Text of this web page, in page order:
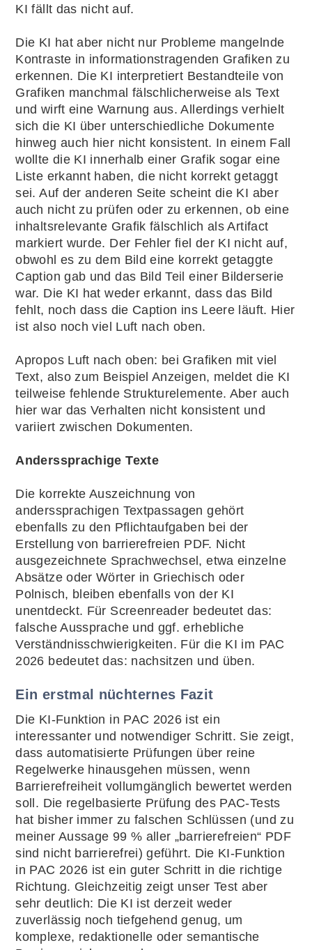
KI fällt das nicht auf.
Die KI hat aber nicht nur Probleme mangelnde
Kontraste in informationstragenden Grafiken zu
erkennen. Die KI interpretiert Bestandteile von
Grafiken manchmal fälschlicherweise als Text
und wirft eine Warnung aus. Allerdings verhielt
sich die KI über unterschiedliche Dokumente
hinweg auch hier nicht konsistent. In einem Fall
wollte die KI innerhalb einer Grafik sogar eine
Liste erkannt haben, die nicht korrekt getaggt
sei. Auf der anderen Seite scheint die KI aber
auch nicht zu prüfen oder zu erkennen, ob eine
inhaltsrelevante Grafik fälschlich als Artifact
markiert wurde. Der Fehler fiel der KI nicht auf,
obwohl es zu dem Bild eine korrekt getaggte
Caption gab und das Bild Teil einer Bilderserie
war. Die KI hat weder erkannt, dass das Bild
fehlt, noch dass die Caption ins Leere läuft. Hier
ist also noch viel Luft nach oben.
Apropos Luft nach oben: bei Grafiken mit viel
Text, also zum Beispiel Anzeigen, meldet die KI
teilweise fehlende Strukturelemente. Aber auch
hier war das Verhalten nicht konsistent und
variiert zwischen Dokumenten.
Anderssprachige Texte
Die korrekte Auszeichnung von
anderssprachigen Textpassagen gehört
ebenfalls zu den Pflichtaufgaben bei der
Erstellung von barrierefreien PDF. Nicht
ausgezeichnete Sprachwechsel, etwa einzelne
Absätze oder Wörter in Griechisch oder
Polnisch, bleiben ebenfalls von der KI
unentdeckt. Für Screenreader bedeutet das:
falsche Aussprache und ggf. erhebliche
Verständnisschwierigkeiten. Für die KI im PAC
2026 bedeutet das: nachsitzen und üben.
Ein erstmal nüchternes Fazit
Die KI-Funktion in PAC 2026 ist ein
interessanter und notwendiger Schritt. Sie zeigt,
dass automatisierte Prüfungen über reine
Regelwerke hinausgehen müssen, wenn
Barrierefreiheit vollumgänglich bewertet werden
soll. Die regelbasierte Prüfung des PAC-Tests
hat bisher immer zu falschen Schlüssen (und zu
meiner Aussage 99 % aller „barrierefreien“ PDF
sind nicht barrierefrei) geführt. Die KI-Funktion
in PAC 2026 ist ein guter Schritt in die richtige
Richtung. Gleichzeitig zeigt unser Test aber
sehr deutlich: Die KI ist derzeit weder
zuverlässig noch tiefgehend genug, um
komplexe, redaktionelle oder semantische